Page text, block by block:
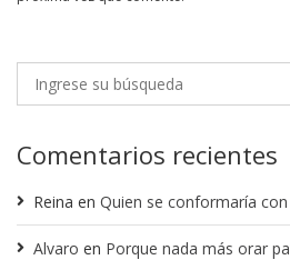
Comentarios recientes
Reina en Quien se conformaría
Alvaro en Porque nada más orar